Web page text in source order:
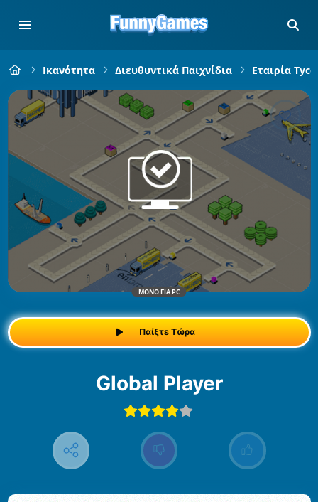
Ικανότητα Διευθυντικά Παιχνίδια Εταιρία
ΜΌΝΟ ΓΙΑ PC
Παίξτε Τώρα
Global Player